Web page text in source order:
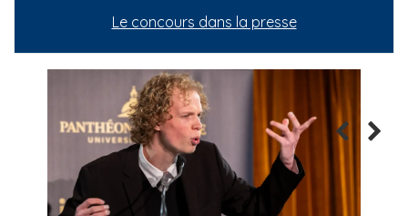
Le concours dans la presse